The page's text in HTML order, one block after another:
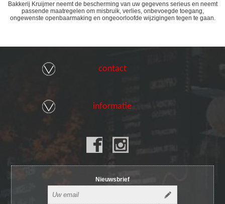
Bakkerij Kruijmer neemt de bescherming van uw gegevens serieus en neemt
passende maatregelen om misbruik, verlies, onbevoegde toegang,
ongewenste openbaarmaking en ongeoorloofde wijzigingen tegen te gaan.
contact
informatie
Nieuwsbrief